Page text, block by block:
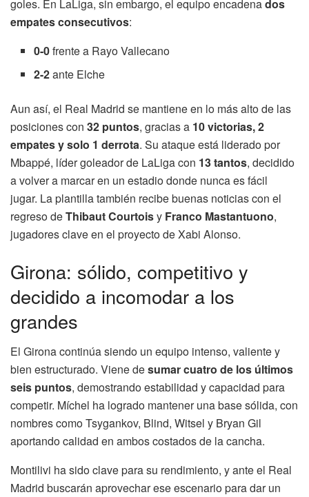
goles. En LaLiga, sin embargo, el equipo encadenados
empates consecutivos:
0-0frente a Rayo Vallecano
2-2ante Elche
Aun así, el Real Madrid se mantiene en lo más alto de las
posiciones con 32 puntos, gracias a 10 victorias, 2
empates y solo 1 derrota. Su ataque está liderado por
Mbappé, líder goleador de LaLiga con 13 tantos, decidido
a volver a marcar en un estadio donde nunca es fácil
jugar. La plantilla también recibe buenas noticias con el
regreso deThibaut Courtoisy Franco Mastantuono,
jugadores clave en el proyecto de Xabi Alonso.
Girona: sólido, competitivo y
decidido a incomodar a los
grandes
El Girona continúa siendo un equipo intenso, valiente y
bien estructurado. Viene desumar cuatro de los últimos
seis puntos, demostrando estabilidad y capacidad para
competir. Míchel ha logrado mantener una base sólida, con
nombres como Tsygankov, Blind, Witsel y Bryan Gil
aportando calidad en ambos costados de la cancha.
Montilivi ha sido clave para su rendimiento, y ante el Real
Madrid buscarán aprovechar ese escenario para dar un